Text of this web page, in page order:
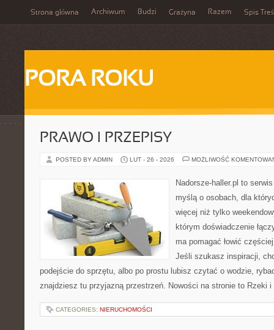
Strona główna Archiwum Budzi Grażyna Razem Spis
PORA ROKU
PRAWO I PRZEPISY
POSTED BY ADMIN LUT - 26 - 2026 MOŻLIWOŚĆ
Nadorsze-haller.pl to
myślą o osobach, dla
więcej niż tylko
którym doświadczenie
ma pomagać łowić
Jeśli szukasz inspiracji,
podejście do sprzętu, albo po prostu lubisz czytać o wodzie,
znajdziesz tu przyjazną przestrzeń. Nowości na stronie to Rzeki
CATEGORIES: NIERUCHOMOŚCI